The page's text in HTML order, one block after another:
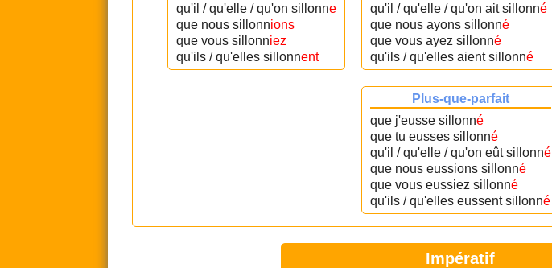
qu'il / qu'elle / qu'on sillonne
que nous sillonnions
que vous sillonniez
qu'ils / qu'elles sillonnent
qu'il / qu'elle / qu'on ait sillonné
que nous ayons sillonné
que vous ayez sillonné
qu'ils / qu'elles aient sillonné
Plus-que-parfait
que j'eusse sillonné
que tu eusses sillonné
qu'il / qu'elle / qu'on eût sillonné
que nous eussions sillonné
que vous eussiez sillonné
qu'ils / qu'elles eussent sillonné
Impératif